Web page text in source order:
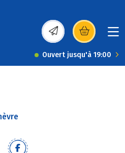
(s’ouvre dans une
Ouvert jusqu'à 19:00